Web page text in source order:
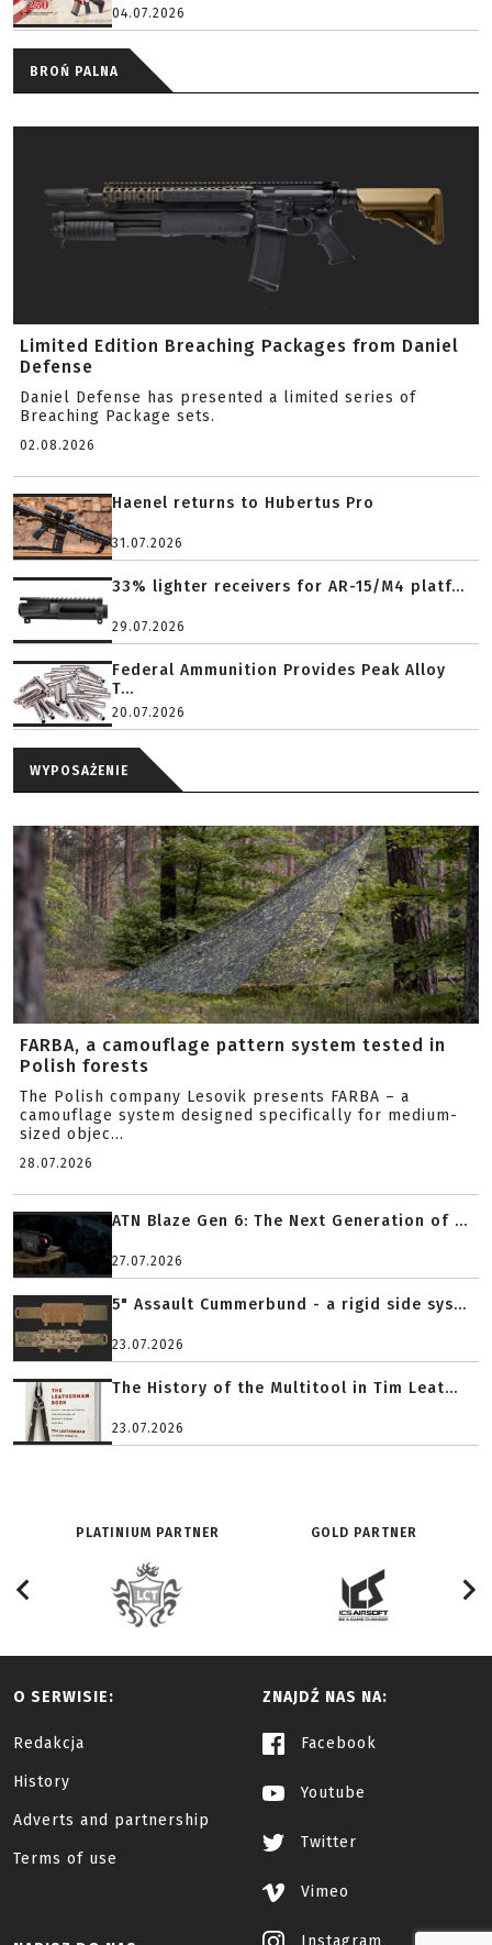
04.07.2026
BROŃ PALNA
Limited Edition Breaching Packages from Daniel
Defense
Daniel Defense has presented a limited series of
Breaching Package sets.
02.08.2026
Haenel returns to Hubertus Pro
31.07.2026
33% lighter receivers for AR-15/M4 platf...
29.07.2026
Federal Ammunition Provides Peak Alloy
T...
20.07.2026
WYPOSAŻENIE
FARBA, a camouflage pattern system tested in
Polish forests
The Polish company Lesovik presents FARBA – a
camouflage system designed specifically for medium-
sized objec...
28.07.2026
ATN Blaze Gen 6: The Next Generation of ...
27.07.2026
5" Assault Cummerbund - a rigid side sys...
23.07.2026
The History of the Multitool in Tim Leat...
23.07.2026
PLATINIUM PARTNER GOLD PARTNER
O SERWISIE:
Redakcja
History
Adverts and partnership
Terms of use
ZNAJDŹ NAS NA:
Facebook
Youtube
Twitter
Vimeo
Instagram